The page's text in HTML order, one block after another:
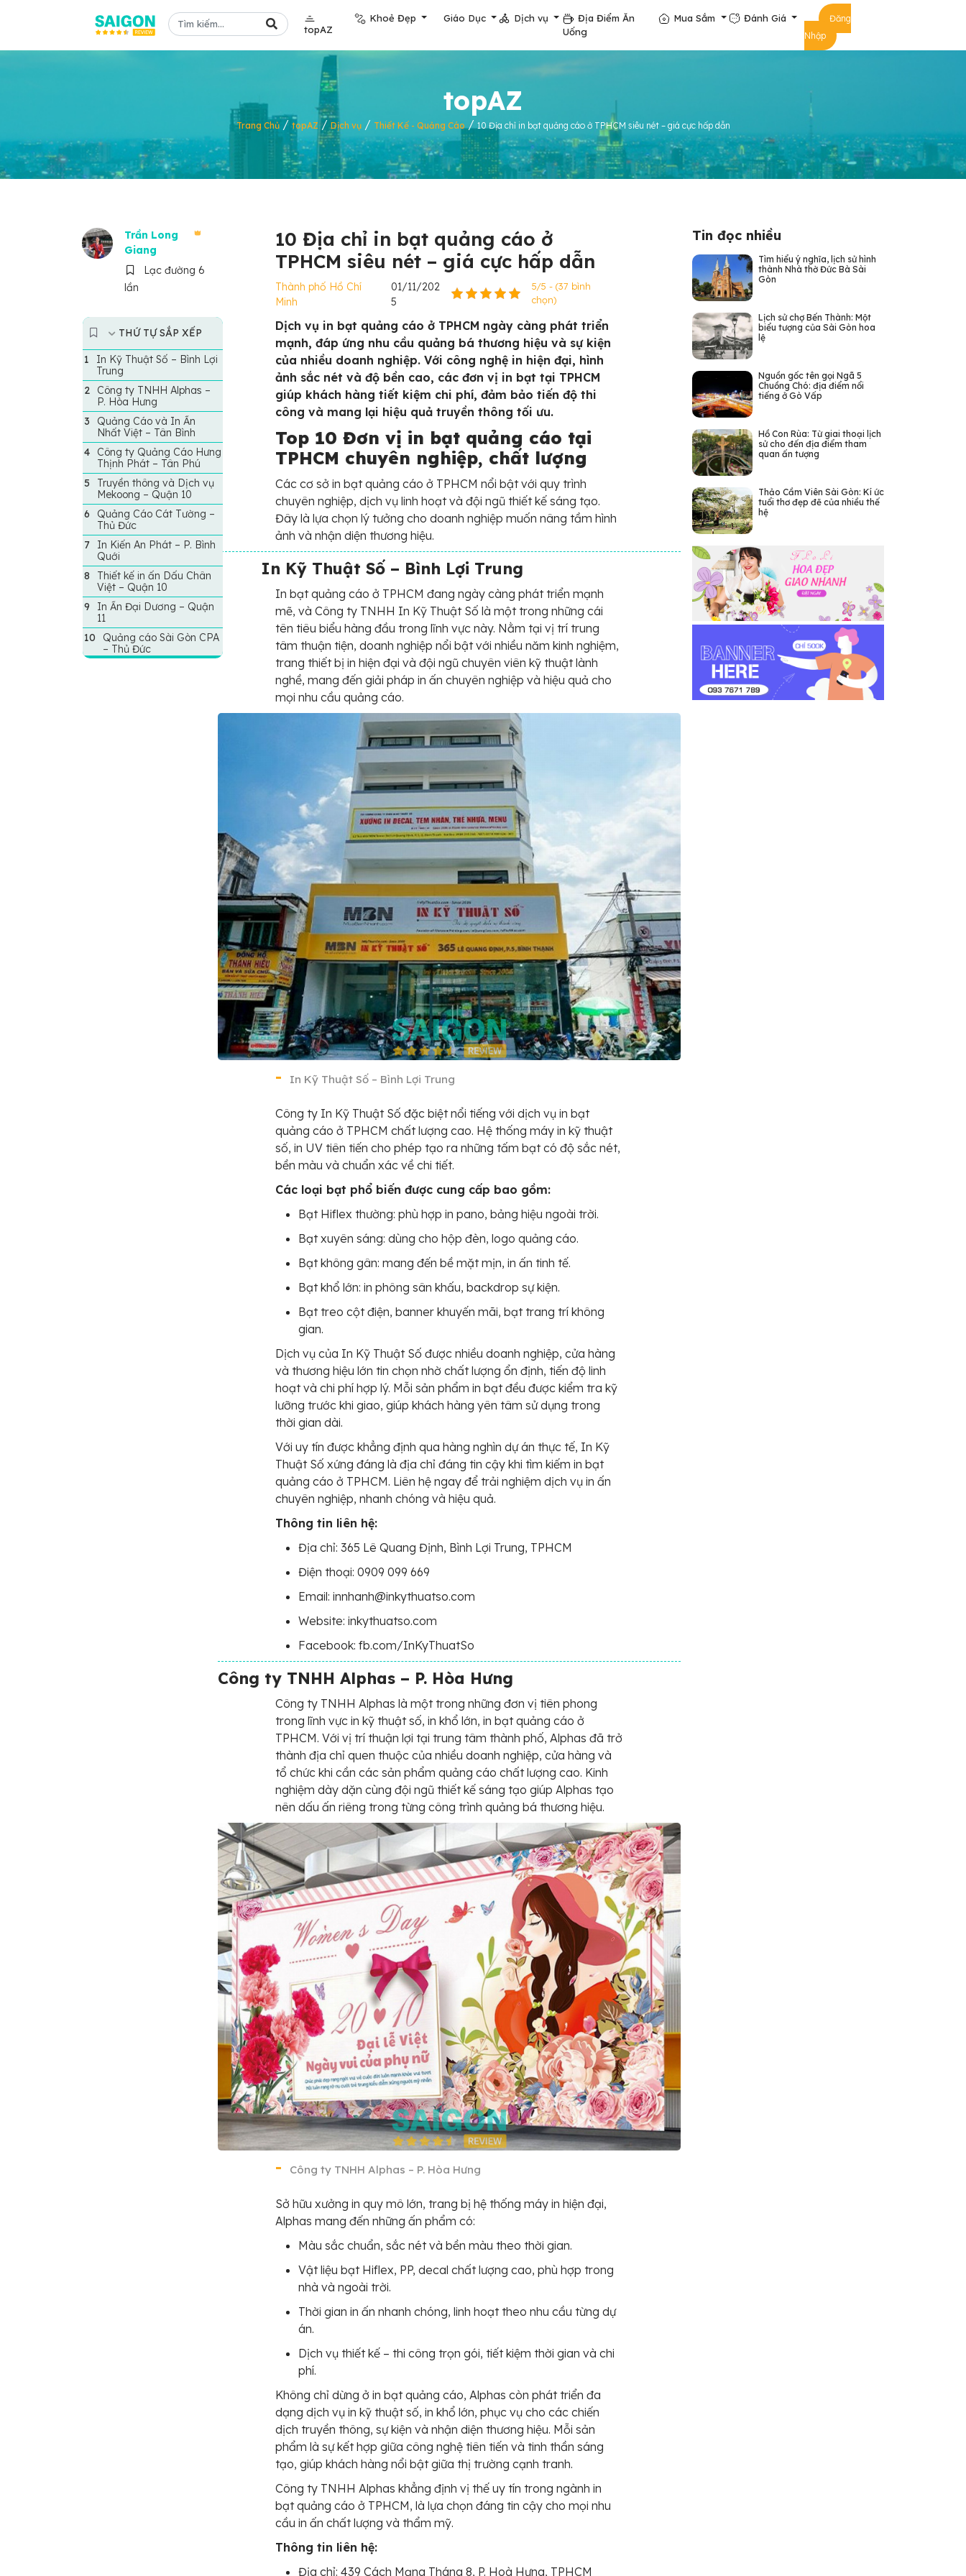
topAZ
Khoẻ Đẹp Giáo Dục Dịch vụ
Địa Điểm Ăn
Uống
Mua Sắm Đánh Giá
Đăng
Nhập
topAZ
Trang Chủ/ topAZ /Dịch vụ/ Thiết Kế - Quảng Cáo/10 Địa chỉ in bạt quảng cáo ở TPHCM siêu nét – giá cực hấp dẫn
Trần Long
Giang
Lạc đường 6
lần
10 Địa chỉ in bạt quảng cáo ở
TPHCM siêu nét – giá cực hấp dẫn
Thành phố Hồ Chí
Minh
01/11/202
5
5/5 - (37 bình
chọn)
THỨ TỰ SẮP XẾP
In Kỹ Thuật Số – Bình Lợi
Trung
Công ty TNHH Alphas –
P. Hòa Hưng
Quảng Cáo và In Ấn
Nhất Việt – Tân Bình
Công ty Quảng Cáo Hưng
Thịnh Phát – Tân Phú
Truyền thông và Dịch vụ
Mekoong – Quận 10
Quảng Cáo Cát Tường –
Thủ Đức
In Kiến An Phát – P. Bình
Quới
Thiết kế in ấn Dấu Chân
Việt – Quận 10
In Ấn Đại Dương – Quận
11
Quảng cáo Sài Gòn CPA
– Thủ Đức
Dịch vụ in bạt quảng cáo ở TPHCM ngày càng phát triển
mạnh, đáp ứng nhu cầu quảng bá thương hiệu và sự kiện
của nhiều doanh nghiệp. Với công nghệ in hiện đại, hình
ảnh sắc nét và độ bền cao, các đơn vị in bạt tại TPHCM
giúp khách hàng tiết kiệm chi phí, đảm bảo tiến độ thi
công và mang lại hiệu quả truyền thông tối ưu.
Top 10 Đơn vị in bạt quảng cáo tại
TPHCM chuyên nghiệp, chất lượng
Các cơ sở in bạt quảng cáo ở TPHCM nổi bật với quy trình
chuyên nghiệp, dịch vụ linh hoạt và đội ngũ thiết kế sáng tạo.
Đây là lựa chọn lý tưởng cho doanh nghiệp muốn nâng tầm hình
ảnh và nhận diện thương hiệu.
In Kỹ Thuật Số – Bình Lợi Trung
In bạt quảng cáo ở TPHCM đang ngày càng phát triển mạnh
mẽ, và Công ty TNHH In Kỹ Thuật Số là một trong những cái
tên tiêu biểu hàng đầu trong lĩnh vực này. Nằm tại vị trí trung
tâm thuận tiện, doanh nghiệp nổi bật với nhiều năm kinh nghiệm,
trang thiết bị in hiện đại và đội ngũ chuyên viên kỹ thuật lành
nghề, mang đến giải pháp in ấn chuyên nghiệp và hiệu quả cho
mọi nhu cầu quảng cáo.
In Kỹ Thuật Số – Bình Lợi Trung
Công ty In Kỹ Thuật Số đặc biệt nổi tiếng với dịch vụ in bạt
quảng cáo ở TPHCM chất lượng cao. Hệ thống máy in kỹ thuật
số, in UV tiên tiến cho phép tạo ra những tấm bạt có độ sắc nét,
bền màu và chuẩn xác về chi tiết.
Các loại bạt phổ biến được cung cấp bao gồm:
Bạt Hiflex thường: phù hợp in pano, bảng hiệu ngoài trời.
Bạt xuyên sáng: dùng cho hộp đèn, logo quảng cáo.
Bạt không gân: mang đến bề mặt mịn, in ấn tinh tế.
Bạt khổ lớn: in phông sân khấu, backdrop sự kiện.
Bạt treo cột điện, banner khuyến mãi, bạt trang trí không
gian.
Dịch vụ của In Kỹ Thuật Số được nhiều doanh nghiệp, cửa hàng
và thương hiệu lớn tin chọn nhờ chất lượng ổn định, tiến độ linh
hoạt và chi phí hợp lý. Mỗi sản phẩm in bạt đều được kiểm tra kỹ
lưỡng trước khi giao, giúp khách hàng yên tâm sử dụng trong
thời gian dài.
Với uy tín được khẳng định qua hàng nghìn dự án thực tế, In Kỹ
Thuật Số xứng đáng là địa chỉ đáng tin cậy khi tìm kiếm in bạt
quảng cáo ở TPHCM. Liên hệ ngay để trải nghiệm dịch vụ in ấn
chuyên nghiệp, nhanh chóng và hiệu quả.
Thông tin liên hệ:
Địa chỉ: 365 Lê Quang Định, Bình Lợi Trung, TPHCM
Điện thoại: 0909 099 669
Email: innhanh@inkythuatso.com
Website: inkythuatso.com
Facebook: fb.com/InKyThuatSo
Công ty TNHH Alphas – P. Hòa Hưng
Công ty TNHH Alphas là một trong những đơn vị tiên phong
trong lĩnh vực in kỹ thuật số, in khổ lớn, in bạt quảng cáo ở
TPHCM. Với vị trí thuận lợi tại trung tâm thành phố, Alphas đã trở
thành địa chỉ quen thuộc của nhiều doanh nghiệp, cửa hàng và
tổ chức khi cần các sản phẩm quảng cáo chất lượng cao. Kinh
nghiệm dày dặn cùng đội ngũ thiết kế sáng tạo giúp Alphas tạo
nên dấu ấn riêng trong từng công trình quảng bá thương hiệu.
Công ty TNHH Alphas – P. Hòa Hưng
Sở hữu xưởng in quy mô lớn, trang bị hệ thống máy in hiện đại,
Alphas mang đến những ấn phẩm có:
Màu sắc chuẩn, sắc nét và bền màu theo thời gian.
Vật liệu bạt Hiflex, PP, decal chất lượng cao, phù hợp trong
nhà và ngoài trời.
Thời gian in ấn nhanh chóng, linh hoạt theo nhu cầu từng dự
án.
Dịch vụ thiết kế – thi công trọn gói, tiết kiệm thời gian và chi
phí.
Không chỉ dừng ở in bạt quảng cáo, Alphas còn phát triển đa
dạng dịch vụ in kỹ thuật số, in khổ lớn, phục vụ cho các chiến
dịch truyền thông, sự kiện và nhận diện thương hiệu. Mỗi sản
phẩm là sự kết hợp giữa công nghệ tiên tiến và tinh thần sáng
tạo, giúp khách hàng nổi bật giữa thị trường cạnh tranh.
Công ty TNHH Alphas khẳng định vị thế uy tín trong ngành in
bạt quảng cáo ở TPHCM, là lựa chọn đáng tin cậy cho mọi nhu
cầu in ấn chất lượng và thẩm mỹ.
Thông tin liên hệ:
Địa chỉ: 439 Cách Mạng Tháng 8, P. Hoà Hưng, TPHCM
Tin đọc nhiều
Tìm hiểu ý nghĩa, lịch sử hình
thành Nhà thờ Đức Bà Sài
Gòn
Lịch sử chợ Bến Thành: Một
biểu tượng của Sài Gòn hoa
lệ
Nguồn gốc tên gọi Ngã 5
Chuồng Chó: địa điểm nổi
tiếng ở Gò Vấp
Hồ Con Rùa: Từ giai thoại lịch
sử cho đến địa điểm tham
quan ấn tượng
Thảo Cầm Viên Sài Gòn: Kí ức
tuổi thơ đẹp đẽ của nhiều thế
hệ